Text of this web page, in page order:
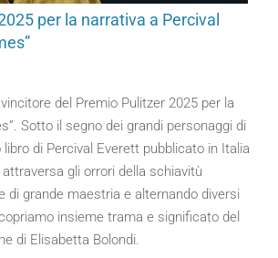
per la narrativa a Percival
del Premio Pulitzer 2025 per la
Sotto il segno dei grandi personaggi di
libro di Percival Everett pubblicato in Italia
gli orrori della schiavitù
di grande maestria e alternando diversi
insieme trama e significato del
di Elisabetta Bolondi.